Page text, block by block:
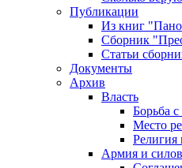
Публикации
Из книг
Сборник
Статьи
Документы
Архив
Власть
Борьба
Место
Религия
Армия и